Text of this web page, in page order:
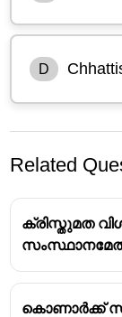
D
Related
ക്രിസ്തുമത
കൊണാർക്ക്